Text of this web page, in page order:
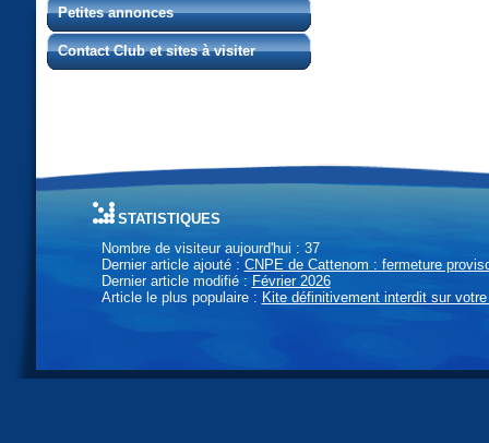
Petites annonces
Contact Club et sites à visiter
statistiques
Nombre de visiteur aujourd'hui : 37
Dernier article ajouté : CNPE de Cattenom : fermeture
Dernier article modifié : Février 2026
Article le plus populaire : Kite définitivement interdit sur